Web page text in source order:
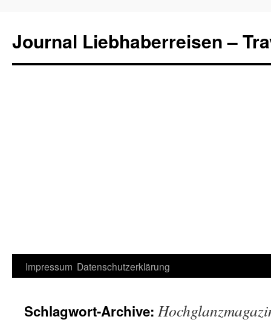
Journal Liebhaberreisen –
Zum
springen
Impressum Datenschutzerklärung
Schlagwort-Archive: